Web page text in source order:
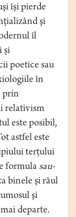
îşi pierde
şi
îl
şi
poetice sau
în
prin
relativism
este posibil,
astfel este
terţului
formula sau-
binele şi răul
şi
departe.